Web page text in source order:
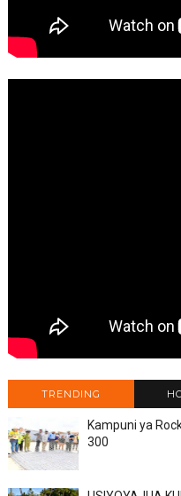
TRENDING
Kampuni ya
300